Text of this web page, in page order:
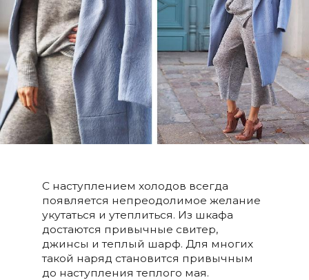
C наступлением холодов всегда
появляется непреодолимое желание
укутаться и утеплиться. Из шкафа
достаются привычные свитер,
джинсы и теплый шарф. Для многих
такой наряд становится привычным
до наступления теплого мая.